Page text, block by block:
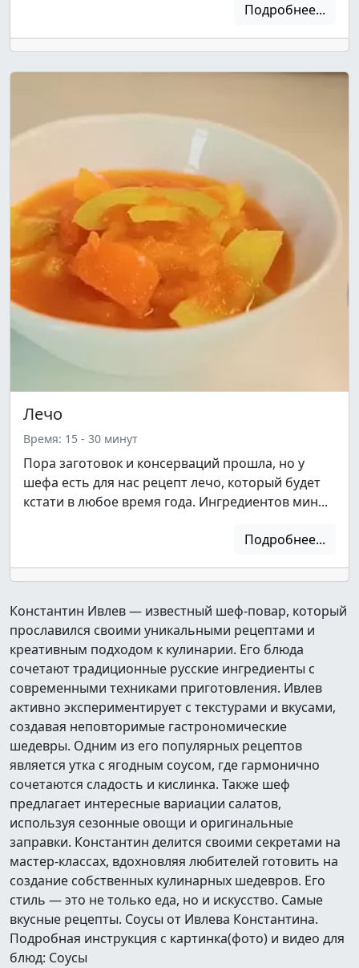
Подробнее...
Лечо
Время: 15 - 30 минут
Пора заготовок и консерваций прошла, но у
шефа есть для нас рецепт лечо, который будет
кстати в любое время года. Ингредиентов мин...
Подробнее...
Константин Ивлев — известный шеф-повар, который
прославился своими уникальными рецептами и
креативным подходом к кулинарии. Его блюда
сочетают традиционные русские ингредиенты с
современными техниками приготовления. Ивлев
активно экспериментирует с текстурами и вкусами,
создавая неповторимые гастрономические
шедевры. Одним из его популярных рецептов
является утка с ягодным соусом, где гармонично
сочетаются сладость и кислинка. Также шеф
предлагает интересные вариации салатов,
используя сезонные овощи и оригинальные
заправки. Константин делится своими секретами на
мастер-классах, вдохновляя любителей готовить на
создание собственных кулинарных шедевров. Его
стиль — это не только еда, но и искусство. Самые
вкусные рецепты. Соусы от Ивлева Константина.
Подробная инструкция с картинка(фото) и видео для
блюд: Соусы